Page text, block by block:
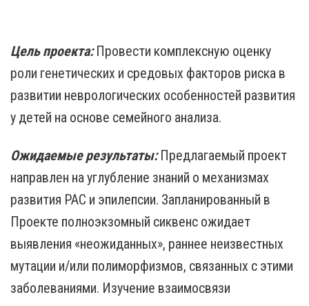
Цель проекта:Провести комплексную оценку
роли генетических и средовых факторов риска в
развитии неврологических особенностей развития
у детей на основе семейного анализа.
Ожидаемые результаты:Предлагаемый проект
направлен на углубление знаний о механизмах
развития РАС и эпилепсии. Запланированный в
Проекте полноэкзомный сиквенс ожидает
выявления «неожиданных», раннее неизвестных
мутации и/или полиморфизмов, связанных с этими
заболеваниями. Изучение взаимосвязи